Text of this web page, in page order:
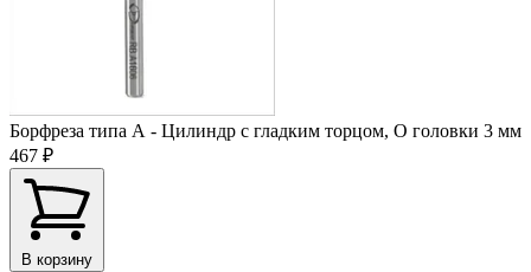
Борфреза типа А - Цилиндр с гладким торцом, O головки 3 мм
467 ₽
В корзину